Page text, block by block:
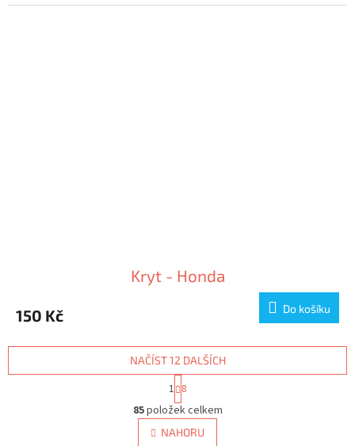
Kryt - Honda
150 Kč Do košíku
O
v
l
NAČÍST 12 DALŠÍCH
S
t
r
á
n
1 8
85položek celkem
NAHORU